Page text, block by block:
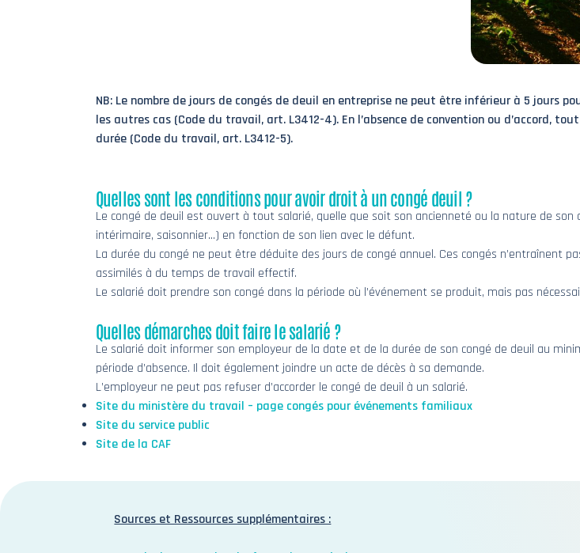
NB: Le nombre de jours de congés de deuil en entreprise ne peut être inférieur à 5 jours
les autres cas (Code du travail, art. L3412-4). En l’absence de convention ou d’accord,
durée (Code du travail, art. L3412-5).
Quelles sont les conditions pour avoir droit à un congé deuil ?
Le congé de deuil est ouvert à tout salarié, quelle que soit son ancienneté ou la nature de son
intérimaire, saisonnier…) en fonction de son lien avec le défunt.
La durée du congé ne peut être déduite des jours de congé annuel. Ces congés n’entraînent
assimilés à du temps de travail effectif.
Le salarié doit prendre son congé dans la période où l’événement se produit, mais pas
Quelles démarches doit faire le salarié ?
Le salarié doit informer son employeur de la date et de la durée de son congé de deuil au
période d’absence. Il doit également joindre un acte de décès à sa demande.
L’employeur ne peut pas refuser d’accorder le congé de deuil à un salarié.
Site du ministère du travail – page congés pour événements familiaux
Site du service public
Site de la CAF
Sources et Ressources supplémentaires :